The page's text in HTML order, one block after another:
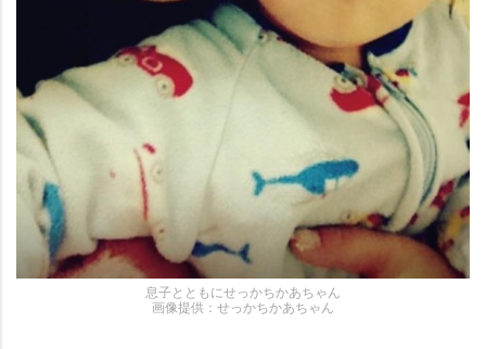
息子とともにせっかちかあちゃん
画像提供：せっかちかあちゃん